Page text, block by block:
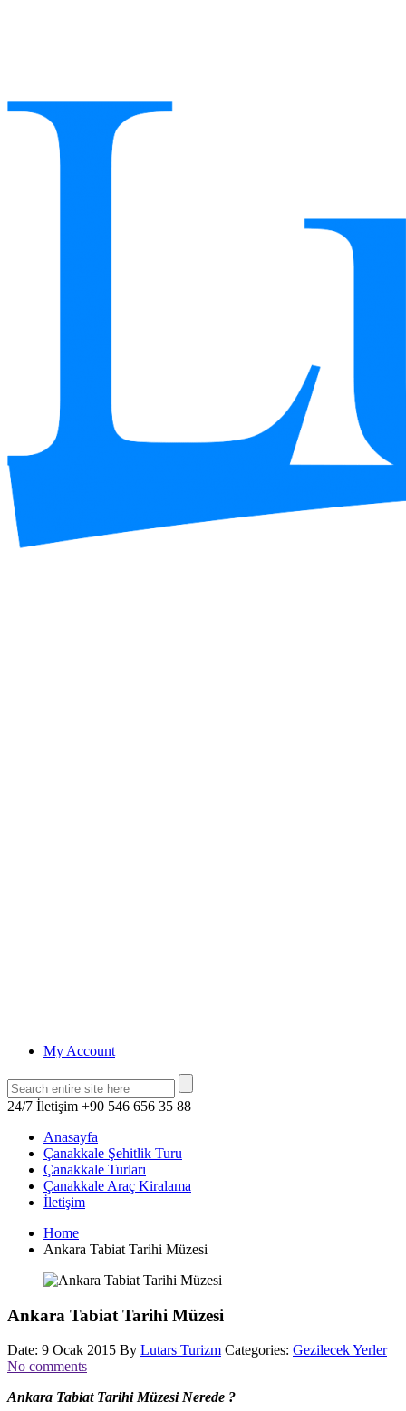
My Account
24/7 İletişim +90 546 656 35 88
Anasayfa
Çanakkale Şehitlik Turu
Çanakkale Turları
Çanakkale Araç Kiralama
İletişim
Home
Ankara Tabiat Tarihi Müzesi
Ankara Tabiat Tarihi Müzesi
Date: 9 Ocak 2015 By Lutars Turizm Categories: Gezilecek Yerler
No comments
Ankara Tabiat Tarihi Müzesi Nerede ?